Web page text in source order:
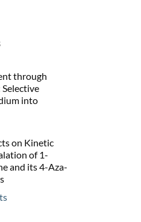
through
into
on Kinetic
of 1-
and its 4-Aza-